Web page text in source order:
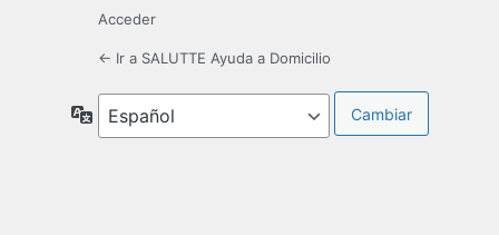
Acceder
← Ir a SALUTTE Ayuda a Domicilio
Idioma